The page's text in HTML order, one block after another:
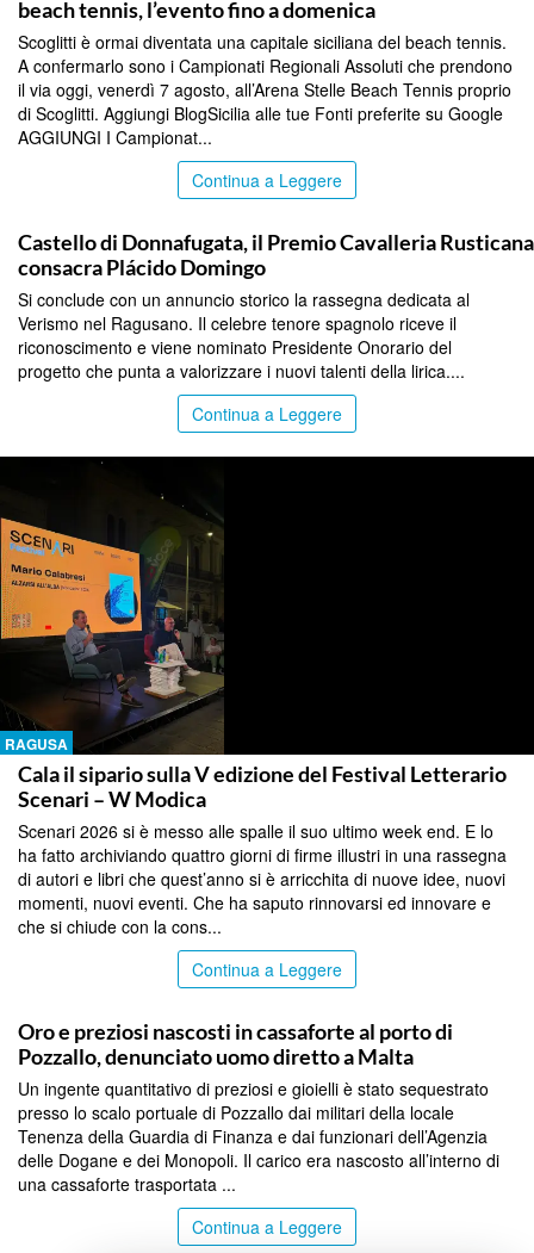
beach tennis, l’evento fino a domenica
Scoglitti è ormai diventata una capitale siciliana del beach tennis.
A confermarlo sono i Campionati Regionali Assoluti che prendono
il via oggi, venerdì 7 agosto, all’Arena Stelle Beach Tennis proprio
di Scoglitti. Aggiungi BlogSicilia alle tue Fonti preferite su Google
AGGIUNGI I Campionat...
Continua a Leggere
Castello di Donnafugata, il Premio Cavalleria Rusticana
consacra Plácido Domingo
Si conclude con un annuncio storico la rassegna dedicata al
Verismo nel Ragusano. Il celebre tenore spagnolo riceve il
riconoscimento e viene nominato Presidente Onorario del
progetto che punta a valorizzare i nuovi talenti della lirica....
Continua a Leggere
RAGUSA
Cala il sipario sulla V edizione del Festival Letterario
Scenari – W Modica
Scenari 2026 si è messo alle spalle il suo ultimo week end. E lo
ha fatto archiviando quattro giorni di firme illustri in una rassegna
di autori e libri che quest’anno si è arricchita di nuove idee, nuovi
momenti, nuovi eventi. Che ha saputo rinnovarsi ed innovare e
che si chiude con la cons...
Continua a Leggere
Oro e preziosi nascosti in cassaforte al porto di
Pozzallo, denunciato uomo diretto a Malta
Un ingente quantitativo di preziosi e gioielli è stato sequestrato
presso lo scalo portuale di Pozzallo dai militari della locale
Tenenza della Guardia di Finanza e dai funzionari dell’Agenzia
delle Dogane e dei Monopoli. Il carico era nascosto all’interno di
una cassaforte trasportata ...
Continua a Leggere